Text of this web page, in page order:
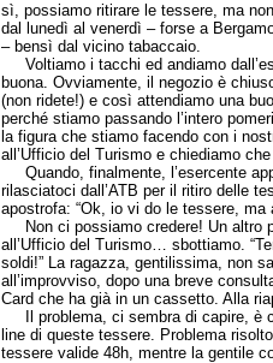
sì, possiamo ritirare le tessere, ma
dal lunedì al venerdì – forse a
– bensì dal vicino tabaccaio.
Voltiamo i tacchi ed andiamo
buona. Ovviamente, il negozio è
(non ridete!) e così attendiamo una
perché stiamo passando l’intero
la figura che stiamo facendo con i
all’Ufficio del Turismo e chiediamo
Quando, finalmente, l’esercente
rilasciatoci dall’ATB per il ritiro delle
apostrofa: “Ok, io vi do le tessere, ma
Non ci possiamo credere! Un altro
all’Ufficio del Turismo… sbottiamo.
soldi!” La ragazza, gentilissima, non
all’improvviso, dopo una breve
Card che ha già in un cassetto. Alla
Il problema, ci sembra di capire, è
line di queste tessere. Problema
tessere valide 48h, mentre la gentile